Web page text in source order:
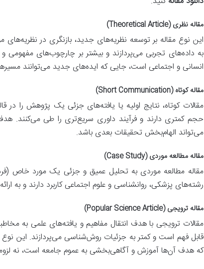
مقاله نظری (Theoretical Article)
این نوع مقاله بر توسعه نظریه‌های جدید، بازنگری در نظریه‌های
به داده‌های تجربی می‌پردازند و بیشتر بر چارچوب‌های مفهومی
انسانی و اجتماعی است، جایی که ایده‌های جدید می‌توانند
مقاله کوتاه (Short Communication)
مقالات کوتاه، نتایج اولیه یا یافته‌های جزئی یک پژوهش را
حجم کمتری دارند و فرآیند داوری سریع‌تری را طی می‌کنند.
می‌تواند الهام‌بخش تحقیقات بعدی باشد.
مقاله مطالعه موردی (Case Study)
مقاله مطالعه موردی به تحلیل عمیق و جزئی یک مورد خاص
رشته‌های پزشکی، روانشناسی و علوم اجتماعی کاربرد دارند و
مقاله ترویجی (Popular Science Article)
مقالات ترویجی با هدف انتقال مفاهیم و یافته‌های علمی به
قابل فهم است و کمتر به جزئیات روش‌شناسی می‌پردازند. این
که هدف آن‌ها آموزش و آگاهی‌بخشی به عموم جامعه است، نه